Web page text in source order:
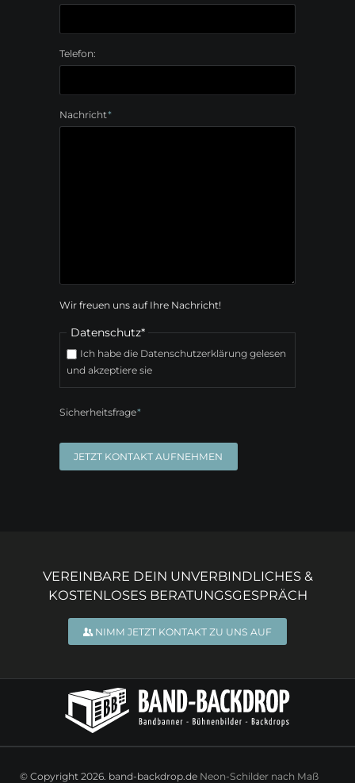
Telefon:
Pflichtfeld
Nachricht*
Wir freuen uns auf Ihre Nachricht!
Pflichtfeld
Datenschutz*
Ich habe die Datenschutzerklärung gelesen
und akzeptiere sie
Pflichtfeld
Sicherheitsfrage*
JETZT KONTAKT AUFNEHMEN
VEREINBARE DEIN UNVERBINDLICHES &
KOSTENLOSES BERATUNGSGESPRÄCH
NIMM JETZT KONTAKT ZU UNS AUF
© Copyright 2026. band-backdrop.de Neon-Schilder nach Maß